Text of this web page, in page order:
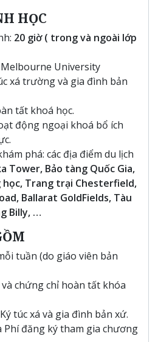
HỌC
20 giờ ( trong và ngoài lớp
University
xá trường và gia đình bản
tất khoá học.
động ngoại khoá bổ ích
phá: các địa điểm du lịch
Tower, Bảo tàng Quốc Gia,
học, Trang trại Chesterfield,
Ballarat GoldFields, Tàu
Billy, …
tuần (do giáo viên bản
chứng chỉ hoàn tất khóa
túc xá và gia đình bản xứ.
Phí đăng ký tham gia chương